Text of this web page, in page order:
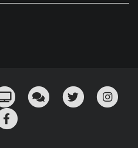
canal en Telegram!
Oink! TV Charla con nosotros
Twitter